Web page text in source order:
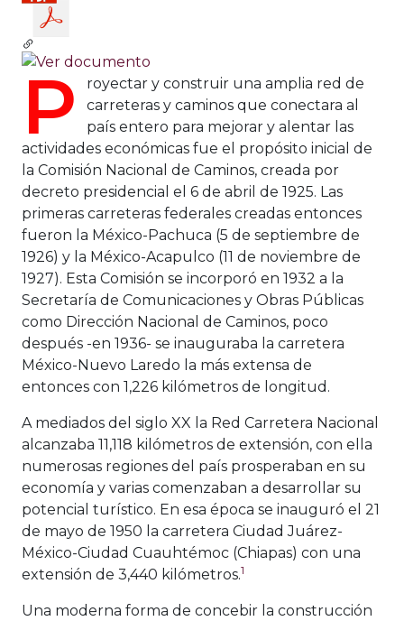
P
royectar y construir una amplia red de
carreteras y caminos que conectara al
país entero para mejorar y alentar las
actividades económicas fue el propósito inicial de
la Comisión Nacional de Caminos, creada por
decreto presidencial el 6 de abril de 1925. Las
primeras carreteras federales creadas entonces
fueron la México-Pachuca (5 de septiembre de
1926) y la México-Acapulco (11 de noviembre de
1927). Esta Comisión se incorporó en 1932 a la
Secretaría de Comunicaciones y Obras Públicas
como Dirección Nacional de Caminos, poco
después -en 1936- se inauguraba la carretera
México-Nuevo Laredo la más extensa de
entonces con 1,226 kilómetros de longitud.
A mediados del siglo XX la Red Carretera Nacional
alcanzaba 11,118 kilómetros de extensión, con ella
numerosas regiones del país prosperaban en su
economía y varias comenzaban a desarrollar su
potencial turístico. En esa época se inauguró el 21
de mayo de 1950 la carretera Ciudad Juárez-
México-Ciudad Cuauhtémoc (Chiapas) con una
extensión de 3,440 kilómetros.1
Una moderna forma de concebir la construcción